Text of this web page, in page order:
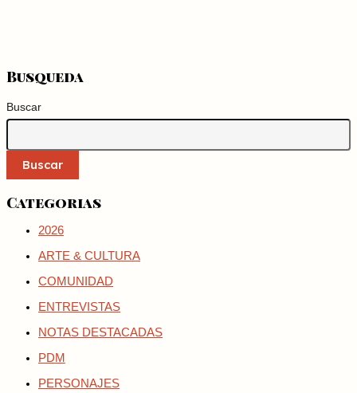
Busqueda
Buscar
Buscar
Categorias
2026
ARTE & CULTURA
COMUNIDAD
ENTREVISTAS
NOTAS DESTACADAS
PDM
PERSONAJES